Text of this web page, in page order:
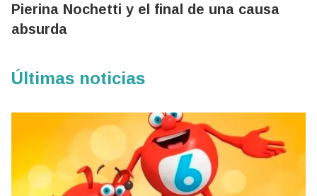
Pierina Nochetti y el final de una causa
absurda
Últimas noticias